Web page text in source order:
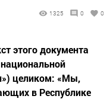
1325 0 0
этого документа
целиком: «Мы,
в Республике